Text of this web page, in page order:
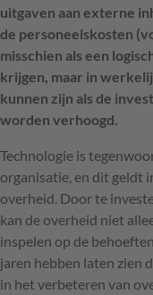
uitgaven aan externe
de personeelskosten
misschien als een
krijgen, maar in
kunnen zijn als de
worden verhoogd.
Technologie is
organisatie, en dit geldt
overheid. Door te
kan de overheid niet
inspelen op de
jaren hebben laten zien
in het verbeteren van